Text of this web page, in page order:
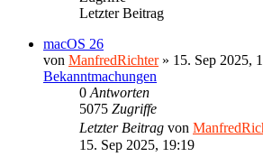
Letzter Beitrag
macOS 26
von ManfredRichter» 15. Sep 2025,
Bekanntmachungen
0 Antworten
5075 Zugriffe
Letzter Beitrag von
15. Sep 2025, 19:19